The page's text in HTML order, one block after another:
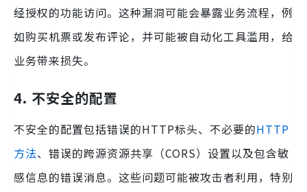
经授权的功能访问。这种漏洞可能会暴露业务流程，例
如购买机票或发布评论，并可能被自动化工具滥用，给
业务带来损失。
4. 不安全的配置
不安全的配置包括错误的HTTP标头、不必要的HTTP
方法、错误的跨源资源共享（CORS）设置以及包含敏
感信息的错误消息。这些问题可能被攻击者利用，特别